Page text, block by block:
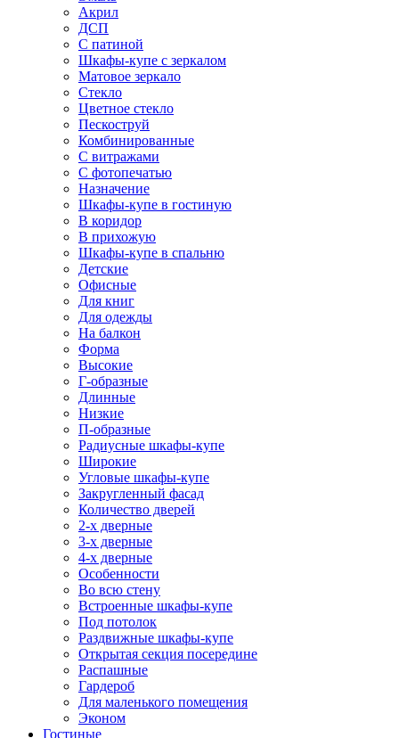
Акрил
ДСП
С патиной
Шкафы-купе с зеркалом
Матовое зеркало
Стекло
Цветное стекло
Пескоструй
Комбинированные
С витражами
С фотопечатью
Назначение
Шкафы-купе в гостиную
В коридор
В прихожую
Шкафы-купе в спальню
Детские
Офисные
Для книг
Для одежды
На балкон
Форма
Высокие
Г-образные
Длинные
Низкие
П-образные
Радиусные шкафы-купе
Широкие
Угловые шкафы-купе
Закругленный фасад
Количество дверей
2-х дверные
3-х дверные
4-х дверные
Особенности
Во всю стену
Встроенные шкафы-купе
Под потолок
Раздвижные шкафы-купе
Открытая секция посередине
Распашные
Гардероб
Для маленького помещения
Эконом
Гостиные